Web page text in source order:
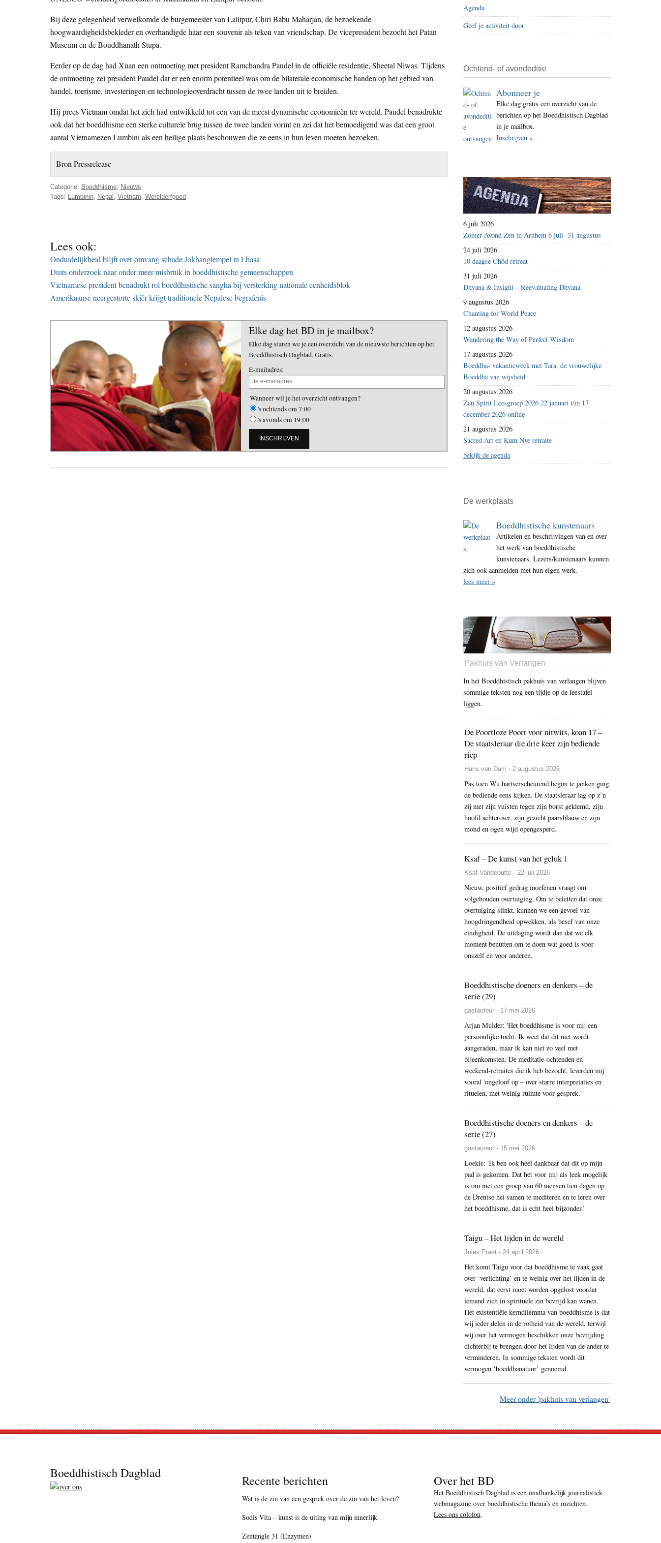
i
t
e
Bij deze gelegenheid verwelkomde de burgemeester van Lalitpur, Chiri Babu Maharjan, de bezoekende
hoogwaardigheidsbekleder en overhandigde haar een souvenir als teken van vriendschap. De vicepresident bezocht het Patan
Museum en de Bouddhanath Stupa.
Eerder op de dag had Xuan een ontmoeting met president Ramchandra Paudel in de officiële residentie, Sheetal Niwas. Tijdens
de ontmoeting zei president Paudel dat er een enorm potentieel was om de bilaterale economische banden op het gebied van
handel, toerisme, investeringen en technologieoverdracht tussen de twee landen uit te breiden.
Hij prees Vietnam omdat het zich had ontwikkeld tot een van de meest dynamische economieën ter wereld. Paudel benadrukte
ook dat het boeddhisme een sterke culturele brug tussen de twee landen vormt en zei dat het bemoedigend was dat een groot
aantal Vietnamezen Lumbini als een heilige plaats beschouwen die ze eens in hun leven moeten bezoeken.
Bron Pressrelease
Categorie: Boeddhisme
Nieuws
Tags:
Lumbinin Nepal Vietnam Werelderfgoed
Lees ook:
Onduidelijkheid blijft over omvang schade Jokhangtempel in Lhasa
Duits onderzoek naar onder meer misbruik in boeddhistische gemeenschappen
Vietnamese president benadrukt rol boeddhistische sangha bij versterking nationale eenheidsblok
Amerikaanse neergestorte skiër krijgt traditionele Nepalese begrafenis
Elke dag het BD in je mailbox?
Elke dag sturen we je een overzicht van de nieuwste berichten op het
Boeddhistisch Dagblad. Gratis.
E-mailadres:
Wanneer wil je het overzicht ontvangen?
's ochtends om 7:00
's avonds om 19:00
Agenda
Geef je activiteit door
Ochtend- of avondeditie
Abonneer je
Elke dag gratis een overzicht van de
berichten op het Boeddhistisch Dagblad
in je mailbox.
Inschrijven »
6 juli 2026
Zomer Avond Zen in Arnhem 6 juli -31 augustus
24 juli 2026
10 daagse Chöd retreat
31 juli 2026
Dhyana & Insight – Reevaluating Dhyana
9 augustus 2026
Chanting for World Peace
12 augustus 2026
Wandering the Way of Perfect Wisdom
17 augustus 2026
Boeddha- vakantieweek met Tara, de vrouwelijke
Boeddha van wijsheid
20 augustus 2026
Zen Spirit Leesgroep 2026 22 januari t/m 17
december 2026 online
21 augustus 2026
Sacred Art en Kum Nye retraite
bekijk de agenda
De werkplaats
Boeddhistische kunstenaars
Artikelen en beschrijvingen van en over
het werk van boeddhistische
kunstenaars. Lezers/kunstenaars kunnen
zich ook aanmelden met hun eigen werk.
lees meer »
Pakhuis van Verlangen
In het Boeddhistisch pakhuis van verlangen blijven
sommige teksten nog een tijdje op de leestafel
liggen.
De Poortloze Poort voor nitwits, koan 17 –
De staatsleraar die drie keer zijn bediende
riep
Hans van Dam - 2 augustus 2026
Pas toen Wu hartverscheurend begon te janken ging
de bediende eens kijken. De staatsleraar lag op z’n
zij met zijn vuisten tegen zijn borst geklemd, zijn
hoofd achterover, zijn gezicht paarsblauw en zijn
mond en ogen wijd opengesperd.
Ksaf – De kunst van het geluk 1
Ksaf Vandeputte - 22 juli 2026
Nieuw, positief gedrag inoefenen vraagt om
volgehouden overtuiging. Om te beletten dat onze
overtuiging slinkt, kunnen we een gevoel van
hoogdringendheid opwekken, als besef van onze
eindigheid. De uitdaging wordt dan dat we elk
moment benutten om te doen wat goed is voor
onszelf en voor anderen.
Boeddhistische doeners en denkers – de
serie (29)
gastauteur - 17 mei 2026
Arjan Mulder: 'Het boeddhisme is voor mij een
persoonlijke tocht. Ik weet dat dit niet wordt
aangeraden, maar ik kan niet zo veel met
bijeenkomsten. De meditatie-ochtenden en
weekend-retraites die ik heb bezocht, leverden mij
vooral 'ongeloof op – over starre interpretaties en
rituelen, met weinig ruimte voor gesprek.'
Boeddhistische doeners en denkers – de
serie (27)
gastauteur - 15 mei 2026
Loekie: 'Ik ben ook heel dankbaar dat dit op mijn
pad is gekomen. Dat het voor mij als leek mogelijk
is om met een groep van 60 mensen tien dagen op
de Drentse hei samen te mediteren en te leren over
het boeddhisme, dat is echt heel bijzonder.’
Taigu – Het lijden in de wereld
Jules Prast - 24 april 2026
Het komt Taigu voor dat boeddhisme te vaak gaat
over ‘verlichting’ en te weinig over het lijden in de
wereld, dat eerst moet worden opgelost voordat
iemand zich in spirituele zin bevrijd kan wanen.
Het existentiële kerndilemma van boeddhisme is dat
wij ieder delen in de rotheid van de wereld, terwijl
wij over het vermogen beschikken onze bevrijding
dichterbij te brengen door het lijden van de ander te
verminderen. In sommige teksten wordt dit
vermogen ‘boeddhanatuur’ genoemd.
Meer onder 'pakhuis van verlangen'
Boeddhistisch Dagblad Recente berichten
Wat is de zin van een gesprek over de zin van het leven?
Sodis Vita – kunst is de uiting van mijn innerlijk
Zentangle 31 (Enzymen)
Over het BD
Het Boeddhistisch Dagblad is een onafhankelijk journalistiek
webmagazine over boeddhistische thema’s en inzichten.
Lees ons colofon.